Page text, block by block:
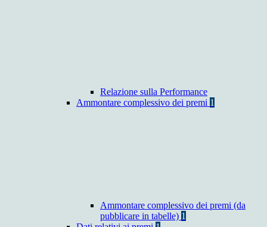
Relazione sulla Performance
Ammontare complessivo dei premi 1
Ammontare complessivo dei premi (da
pubblicare in tabelle) 1